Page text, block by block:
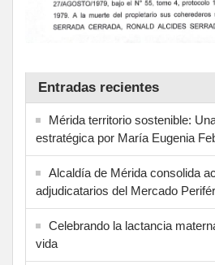
Entradas recientes
Mérida territorio sostenible:
estratégica por María Eugenia
Alcaldía de Mérida consolida
adjudicatarios del Mercado
Celebrando la lactancia
vida